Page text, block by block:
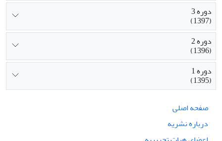
دوره 3
(1397)
دوره 2
(1396)
دوره 1
(1395)
صفحه اصلی
درباره نشریه